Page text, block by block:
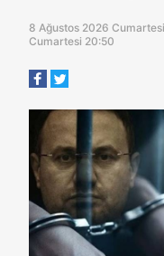
8 Ağustos 2026
Cumartesi 20:50